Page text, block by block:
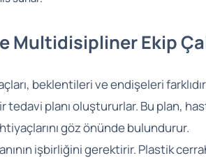
Multidisipliner Ekip
beklentileri ve endişeleri
planı oluştururlar. Bu plan,
göz önünde bulundurur.
işbirliğini gerektirir. Plastik